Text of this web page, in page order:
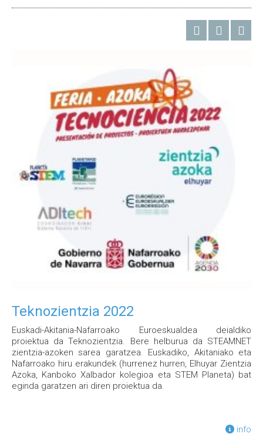
Teknozientzia 2022
Euskadi-Akitania-Nafarroako Euroeskualdea deialdiko
proiektua da Teknozientzia. Bere helburua da STEAMNET
zientzia-azoken sarea garatzea. Euskadiko, Akitaniako eta
Nafarroako hiru erakundek (hurrenez hurren, Elhuyar Zientzia
Azoka, Kanboko Xalbador kolegioa eta STEM Planeta) bat
eginda garatzen ari diren proiektua da.
info